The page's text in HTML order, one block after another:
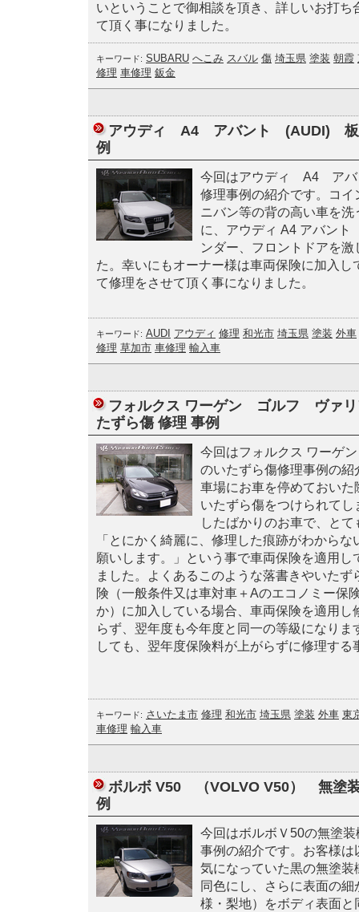
いということで御相談を頂き、詳しいお打ち
て頂く事になりました。
キーワード: SUBARU へこみ スバル 傷 埼玉県 塗装 朝霞
修理 車修理 鈑金
アウディ A4 アバント (AUDI) 板
例
今回はアウディ A4 アバ
修理事例の紹介です。コ
ニバン等の背の高い車を
に、アウディ A4 アバン
ンダー、フロントドアを
た。幸いにもオーナー様は車両保険に加入し
て修理をさせて頂く事になりました。
キーワード: AUDI アウディ 修理 和光市 埼玉県 塗装 外車
修理 草加市 車修理 輸入車
フォルクス ワーゲン ゴルフ ヴァ
たずら傷 修理 事例
今回はフォルクス ワー
のいたずら傷修理事例の
車場にお車を停めておい
いたずら傷をつけられて
したばかりのお車で、と
「とにかく綺麗に、修理した痕跡がわから
願いします。」という事で車両保険を適用し
ました。よくあるこのような落書きやいたず
険（一般条件又は車対車＋Aのエコノミー保
か）に加入している場合、車両保険を適用し
らず、翌年度も今年度と同一の等級になりま
しても、翌年度保険料が上がらずに修理する
キーワード: さいたま市 修理 和光市 埼玉県 塗装 外車 東
車修理 輸入車
ボルボ V50 （VOLVO V50） 無塗
例
今回はボルボＶ50の無塗
事例の紹介です。お客様
気になっていた黒の無塗
同色にし、さらに表面の
様・梨地）をボディ表面